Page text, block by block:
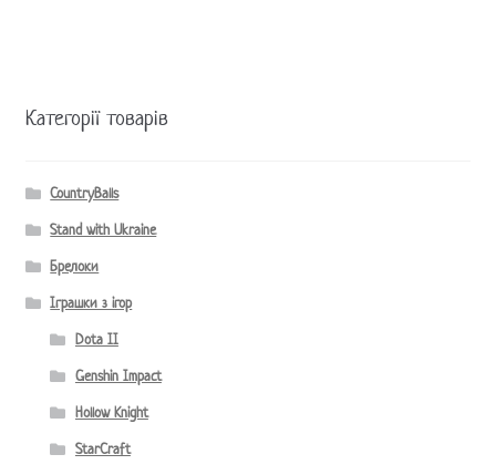
Категорії товарів
CountryBalls
Stand with Ukraine
Брелоки
Іграшки з ігор
Dota II
Genshin Impact
Hollow Knight
StarCraft